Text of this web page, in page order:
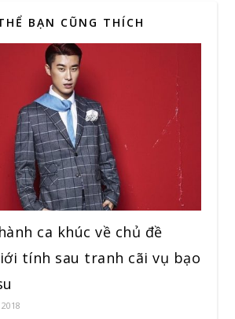
BẠN CŨNG THÍCH
ca khúc về chủ đề
tính sau tranh cãi vụ bạo